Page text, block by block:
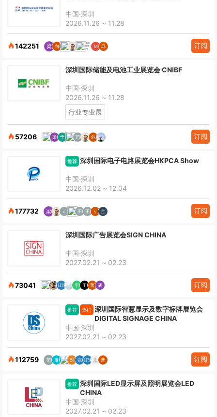
中国·深圳
2026.11.26 ~ 11.28
142251 订阅
深圳国际储能及电池工业展览会 CNIBF
中国·深圳
2026.11.26 ~ 11.28
行业专业展
57206 订阅
推荐 深圳国际电子电路展览会HKPCA Show
中国·深圳
2026.12.02 ~ 12.04
177732 订阅
深圳国际广告展览会SIGN CHINA
中国·深圳
2027.02.21 ~ 02.23
73041 订阅
推荐 热门 深圳国际智慧显示及数字标牌展览会
DIGITAL SIGNAGE CHINA
中国·深圳
2027.02.21 ~ 02.23
112759 订阅
推荐 深圳国际LED显示屏及照明展览会LED
CHINA
中国·深圳
2027.02.21 ~ 02.23